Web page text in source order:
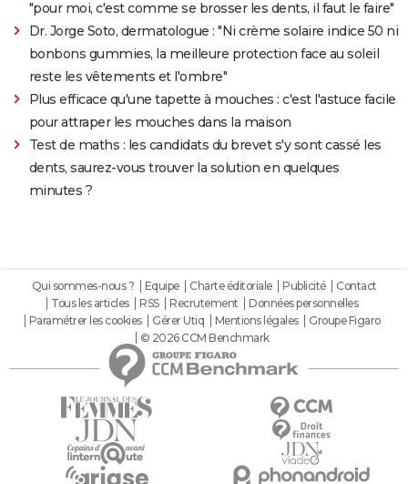
"pour moi, c'est comme se brosser les dents, il faut le faire"
Dr. Jorge Soto, dermatologue : "Ni crème solaire indice 50 ni
bonbons gummies, la meilleure protection face au soleil
reste les vêtements et l'ombre"
Plus efficace qu'une tapette à mouches : c'est l'astuce facile
pour attraper les mouches dans la maison
Test de maths : les candidats du brevet s'y sont cassé les
dents, saurez-vous trouver la solution en quelques
minutes ?
Qui sommes-nous ? Equipe Charte éditoriale Publicité
Contact
Tous les articles
RSS Recrutement
Données personnelles
Paramétrer les cookies
Gérer Utiq Mentions légales
Groupe Figaro
© 2026 CCM Benchmark